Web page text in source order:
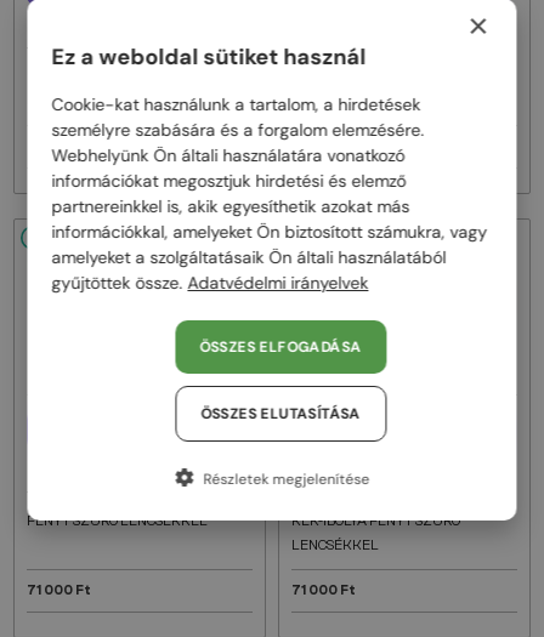
TF5998-K-B - 020 - 51 - KÉK-IBOLYA
71 000 Ft
Optikai keretek
TF5998-K-B ECO - 001 - 51 - KÉK-
LENCSÉKKEL
71 000 Ft
48/72
EGYFÓKUSZÚ LENCSÉVEL PLUSZ
Optikai keretek
FÉNYT SZŰRŐ LENCSÉKKEL
71 000 Ft
48/72
EGYFÓKUSZÚ LENCSÉVEL PLUSZ
25 000 FT
Tom Ford
KÉK-IBOLYA FÉNYT SZŰRŐ
LENCSÉKKEL
71 000 Ft
×
Ez a weboldal sütiket használ
Cookie-kat használunk a tartalom, a hirdetések
személyre szabására és a forgalom elemzésére.
Webhelyünk Ön általi használatára vonatkozó
információkat megosztjuk hirdetési és elemző
partnereinkkel is, akik egyesíthetik azokat más
információkkal, amelyeket Ön biztosított számukra, vagy
amelyeket a szolgáltatásaik Ön általi használatából
gyűjtöttek össze.Adatvédelmi irányelvek
ÖSSZES ELFOGADÁSA
ÖSSZES ELUTASÍTÁSA
Részletek megjelenítése